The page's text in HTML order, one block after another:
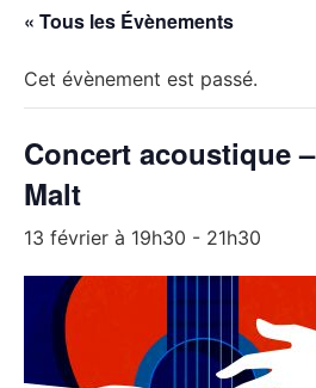
« Tous les Évènements
Cet évènement est passé.
Concert acoustique
Malt
13 février à 19h30 - 21h30